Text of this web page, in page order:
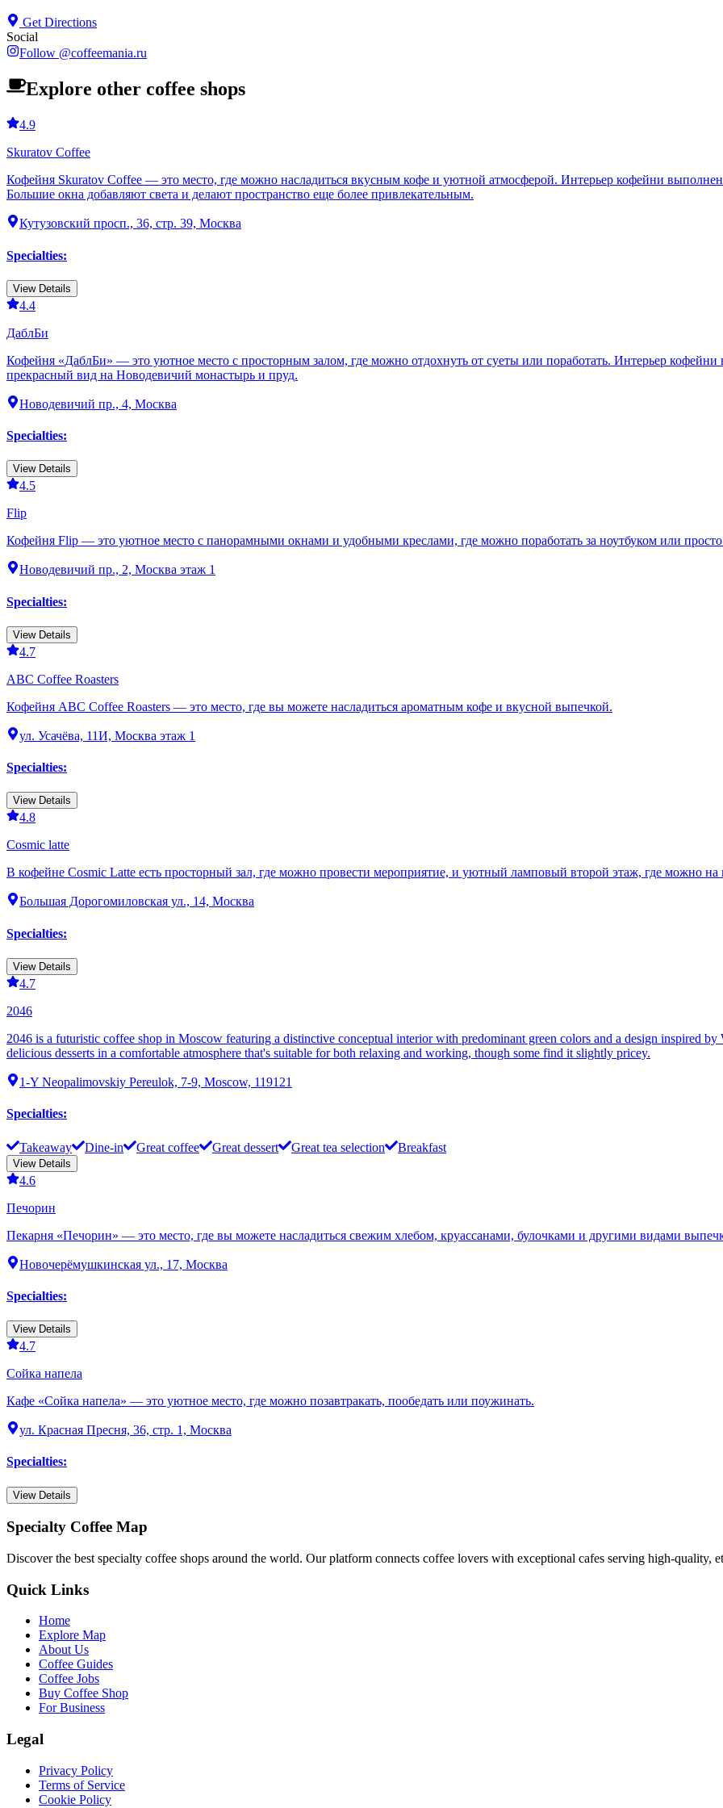
Get Directions
Social
Follow @coffeemania.ru
Explore other coffee shops
4.9
Skuratov Coffee
Кофейня Skuratov Coffee — это место, где можно насладиться вкусным кофе и уютной атмосферой. Интерьер кофейни выполнен
Большие окна добавляют света и делают пространство еще более привлекательным.
Кутузовский просп., 36, стр. 39, Москва
Specialties:
View Details
4.4
ДаблБи
Кофейня «ДаблБи» — это уютное место с просторным залом, где можно отдохнуть от суеты или поработать. Интерьер кофейни
прекрасный вид на Новодевичий монастырь и пруд.
Новодевичий пр., 4, Москва
Specialties:
View Details
4.5
Flip
Кофейня Flip — это уютное место с панорамными окнами и удобными креслами, где можно поработать за ноутбуком или просто
Новодевичий пр., 2, Москва этаж 1
Specialties:
View Details
4.7
ABC Coffee Roasters
Кофейня ABC Coffee Roasters — это место, где вы можете насладиться ароматным кофе и вкусной выпечкой.
ул. Усачёва, 11И, Москва этаж 1
Specialties:
View Details
4.8
Cosmic latte
В кофейне Cosmic Latte есть просторный зал, где можно провести мероприятие, и уютный ламповый второй этаж, где можно на
Большая Дорогомиловская ул., 14, Москва
Specialties:
View Details
4.7
2046
2046 is a futuristic coffee shop in Moscow featuring a distinctive conceptual interior with predominant green colors and a design inspired
delicious desserts in a comfortable atmosphere that's suitable for both relaxing and working, though some find it slightly pricey.
1-Y Neopalimovskiy Pereulok, 7-9, Moscow, 119121
Specialties:
Takeaway Dine-in Great coffee Great dessert Great tea selection Breakfast
View Details
4.6
Печорин
Пекарня «Печорин» — это место, где вы можете насладиться свежим хлебом, круассанами, булочками и другими видами
Новочерёмушкинская ул., 17, Москва
Specialties:
View Details
4.7
Сойка напела
Кафе «Сойка напела» — это уютное место, где можно позавтракать, пообедать или поужинать.
ул. Красная Пресня, 36, стр. 1, Москва
Specialties:
View Details
Specialty Coffee Map
Discover the best specialty coffee shops around the world. Our platform connects coffee lovers with exceptional cafes serving high-quality,
Quick Links
Home
Explore Map
About Us
Coffee Guides
Coffee Jobs
Buy Coffee Shop
For Business
Legal
Privacy Policy
Terms of Service
Cookie Policy